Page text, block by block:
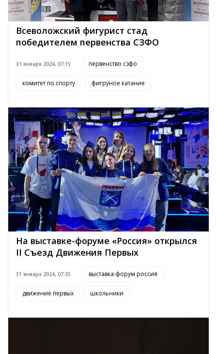
Всеволожский фигурист стад
победителем первенства СЗФО
31 января 2024, 07:15 первенство сзфо
комитет по спорту фигруное катание
На выставке-форуме «Россия» открылся
II Съезд Движения Первых
31 января 2024, 07:35 выставка-форум россия
движение первых школьники